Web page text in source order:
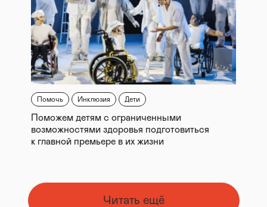
Помочь Инклюзия Дети
Поможем детям с ограниченными
возможностями здоровья подготовиться
к главной премьере в их жизни
Читать ещё